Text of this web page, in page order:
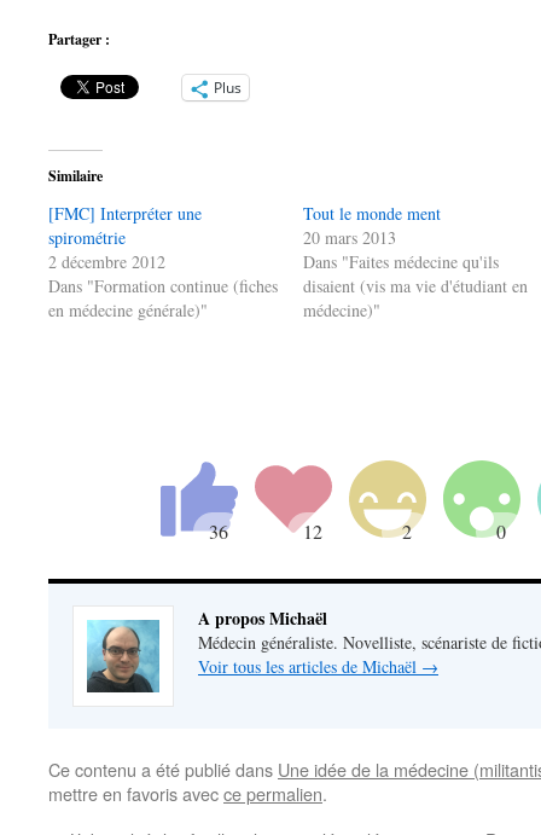
Partager :
Plus
Similaire
[FMC] Interpréter une
spirométrie
2 décembre 2012
Dans "Formation continue (fiches
en médecine générale)"
Tout le monde ment
20 mars 2013
Dans "Faites médecine qu'ils
disaient (vis ma vie d'étudiant en
médecine)"
A propos Michaël
Médecin généraliste. Novelliste, scénariste de
Voir tous les articles de Michaël →
Ce contenu a été publié dans Une idée de la médecine
mettre en favoris avecce permalien.